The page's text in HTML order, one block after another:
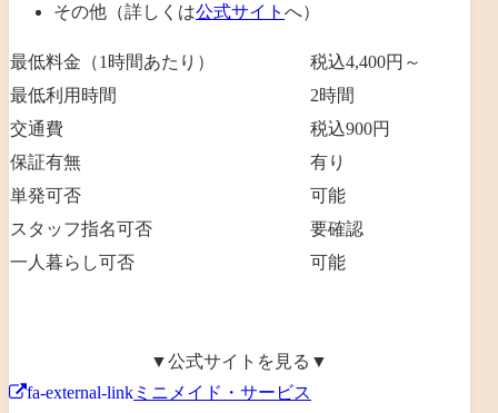
その他（詳しくは公式サイト へ）
最低料金（1時間あたり）
税込4,400円～
最低利用時間
2時間
交通費
税込900円
保証有無
有り
単発可否
可能
スタッフ指名可否
要確認
一人暮らし可否
可能
▼公式サイトを見る▼
fa-external-link ミニメイド・サービス